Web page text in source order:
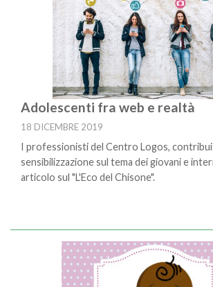
Adolescenti fra web e realtà
18 DICEMBRE 2019
I professionisti del Centro Logos,
sensibilizzazione sul tema dei giovani e
articolo sul "L'Eco del Chisone".